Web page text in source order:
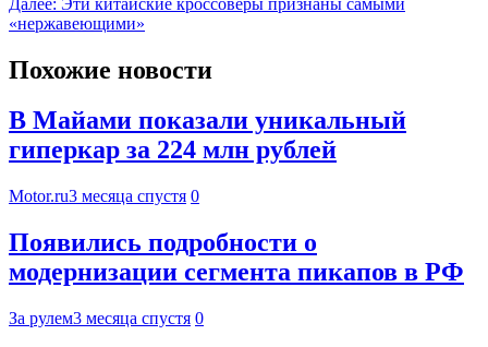
«нержавеющими»
Похожие новости
В Майами показали уникальный
гиперкар за 224 млн рублей
Motor.ru3 месяца спустя 0
Появились подробности о
модернизации сегмента пикапов в РФ
За рулем3 месяца спустя 0